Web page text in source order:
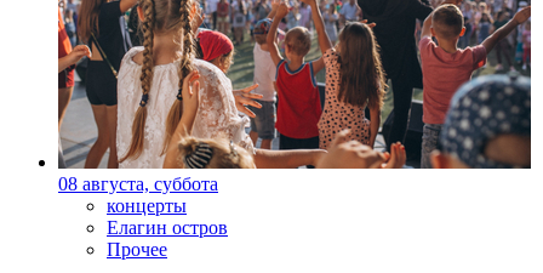
08 августа, суббота
концерты
Елагин остров
Прочее